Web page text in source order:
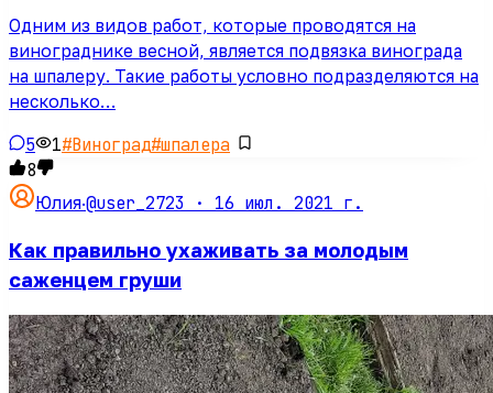
Одним из видов работ, которые проводятся на
винограднике весной, является подвязка винограда
на шпалеру. Такие работы условно подразделяются на
несколько…
5 1#Виноград#шпалера
8
Юлия·@user_2723 · 16 июл. 2021 г.
Как правильно ухаживать за молодым
саженцем груши